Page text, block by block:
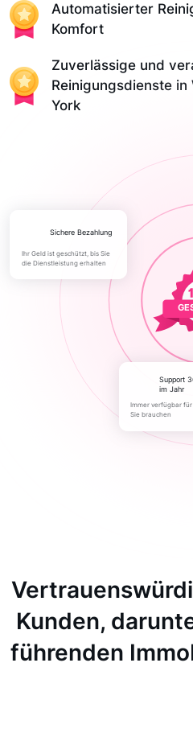
Automatisierter
Komfort
Zuverlässige und
Reinigungsdienste
York
Sichere Bezahlung
Ihr Geld ist geschützt, bis Sie
die Dienstleistung erhalten
Support 365 Tage
im Jahr
Immer verfügbar
Sie brauchen
Kunden,
führenden